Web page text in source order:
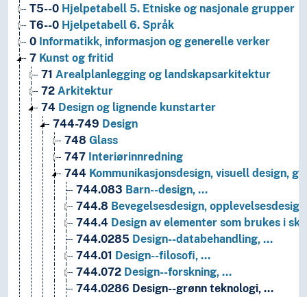
T5--0 Hjelpetabell 5. Etniske og nasjonale grupper
T6--0 Hjelpetabell 6. Språk
0 Informatikk, informasjon og generelle verker
7 Kunst og fritid
71 Arealplanlegging og landskapsarkitektur
72 Arkitektur
74 Design og lignende kunstarter
744-749 Design
748 Glass
747 Interiørinnredning
744 Kommunikasjonsdesign, visuell design,
744.083 Barn--design, …
744.8 Bevegelsesdesign,
744.4 Design av elementer som brukes i
744.0285 Design--databehandling, …
744.01 Design--filosofi, …
744.072 Design--forskning, …
744.0286 Design--grønn teknologi, …